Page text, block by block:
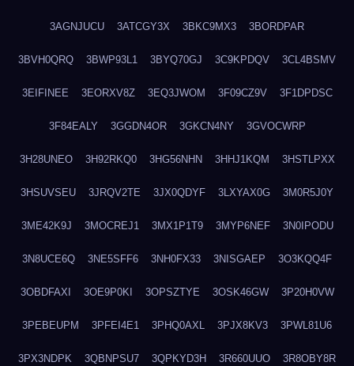
3AGNJUCU 3ATCGY3X 3BKC9MX3 3BORDPAR
3BVH0QRQ 3BWP93L1 3BYQ70GJ 3C9KPDQV 3CL4BSMV
3EIFINEE 3EORXV8Z 3EQ3JWOM 3F09CZ9V 3F1DPDSC
3F84EALY 3GGDN4OR 3GKCN4NY 3GVOCWRP
3H28UNEO 3H92RKQ0 3HG56NHN 3HHJ1KQM 3HSTLPXX
3HSUVSEU 3JRQV2TE 3JX0QDYF 3LXYAX0G 3M0R5J0Y
3ME42K9J 3MOCREJ1 3MX1P1T9 3MYP6NEF 3N0IPODU
3N8UCE6Q 3NE5SFF6 3NH0FX33 3NISGAEP 3O3KQQ4F
3OBDFAXI 3OE9P0KI 3OPSZTYE 3OSK46GW 3P20H0VW
3PEBEUPM 3PFEI4E1 3PHQ0AXL 3PJX8KV3 3PWL81U6
3PX3NDPK 3QBNPSU7 3QPKYD3H 3R660UUO 3R8OBY8R